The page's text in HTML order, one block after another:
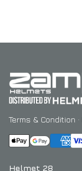
Terms & Condition ·
Helmet 28